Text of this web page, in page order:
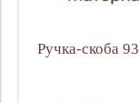
Ручка-скоба